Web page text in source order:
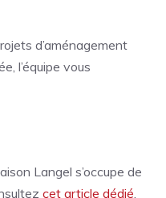
d’aménagement
l’équipe vous
Langel s’occupe de
cet article dédié.